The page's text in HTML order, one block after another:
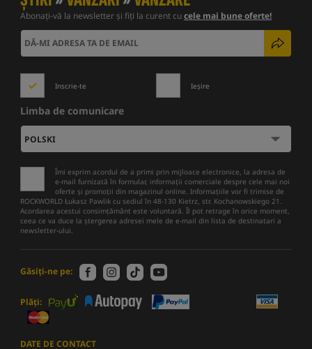
Abonați-vă la newsletter și fiți la curent cucele mai bune oferte!
Inscrie-te Ieșire
Limba de comunicare
Îmi exprim acordul de a primi prin mijloace electronice, la adresa de
e-mail furnizată în formular, informații comerciale despre cele mai noi
oferte și promoții din magazinul online. Informațiile vor fi trimise de
ROCKWORLD Łukasz Pawlik cu sediul în 48-130 Kietrz, str. Kochanowskiego 21.
Acordarea acestui consimțământ este voluntară. Îl pot retrage în orice moment,
ceea ce va duce la ștergerea adresei mele de e-mail din lista de destinatari a
newsletter-ului.
Găsiți-ne pe:
Plăți:
DATE DE CONTACT